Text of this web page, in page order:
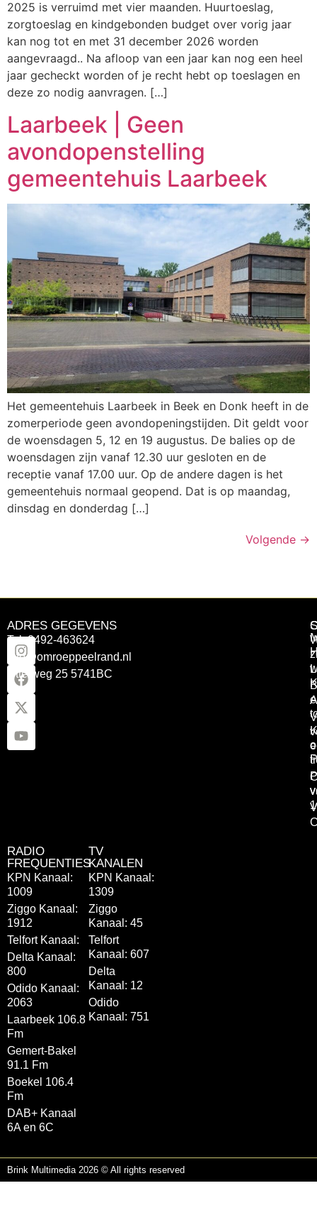
2025 is verruimd met vier maanden. Huurtoeslag,
zorgtoeslag en kindgebonden budget over vorig jaar
kan nog tot en met 31 december 2026 worden
aangevraagd.. Na afloop van een jaar kan nog een heel
jaar gecheckt worden of je recht hebt op toeslagen en
deze zo nodig aanvragen. […]
Laarbeek | Geen
avondopenstelling
gemeentehuis Laarbeek
Het gemeentehuis Laarbeek in Beek en Donk heeft in de
zomerperiode geen avondopeningstijden. Dit geldt voor
de woensdagen 5, 12 en 19 augustus. De balies op de
woensdagen zijn vanaf 12.30 uur gesloten en de
receptie vanaf 17.00 uur. Op de andere dagen is het
gemeentehuis normaal geopend. Dat is op maandag,
dinsdag en donderdag […]
Volgende →
ADRES GEGEVENS
Tel: 0492-463624
info@omroeppeelrand.nl
Otterweg 25 5741BC
RADIO
FREQUENTIES
KPN Kanaal:
1009
Ziggo Kanaal:
1912
Telfort Kanaal:
Delta Kanaal:
800
Odido Kanaal:
2063
Laarbeek 106.8
Fm
Gemert-Bakel
91.1 Fm
Boekel 106.4
Fm
DAB+ Kanaal
6A en 6C
TV
KANALEN
KPN Kanaal:
1309
Ziggo
Kanaal: 45
Telfort
Kanaal: 607
Delta
Kanaal: 12
Odido
Kanaal: 751
Brink Multimedia 2026 © All rights reserved